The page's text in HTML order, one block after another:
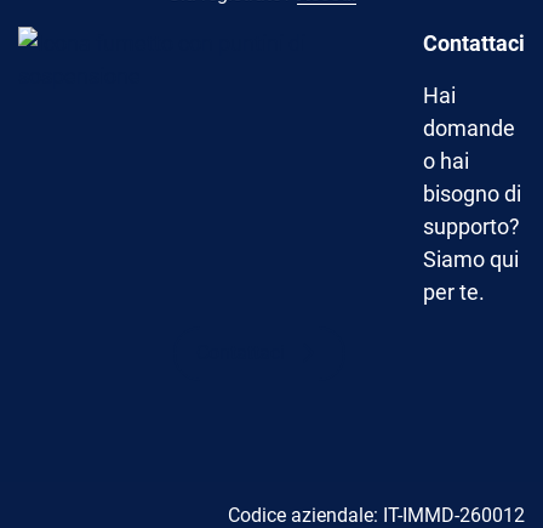
Contattaci
Hai
domande
o hai
bisogno di
supporto?
Siamo qui
per te.
Codice aziendale: IT-IMMD-260012